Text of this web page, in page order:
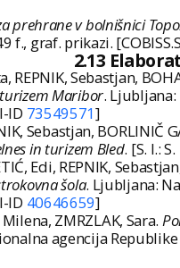
prehrane v bolnišnici
f., graf. prikazi.
2.13
REPNIK, Sebastjan,
Maribor. Ljubljana:
ID 73549571]
Sebastjan, BORLINIČ
in turizem Bled. [S. l.:
Edi, REPNIK,
šola. Ljubljana:
ID 40646659]
ZMRZLAK, Sara.
agencija